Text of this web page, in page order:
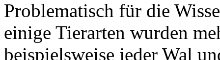
Problematisch für die
einige Tierarten wurden
beispielsweise jeder Wal